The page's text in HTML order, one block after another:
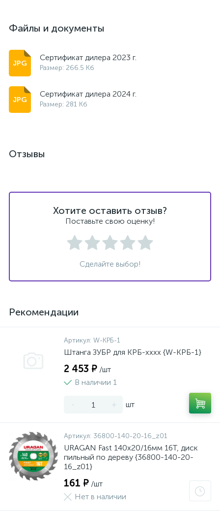
Файлы и документы
Сертификат дилера 2023 г.
Размер: 266.5 Кб
Сертификат дилера 2024 г.
Размер: 281 Кб
Отзывы
Хотите оставить отзыв?
Поставьте свою оценку!
Сделайте выбор!
Рекомендации
Артикул: W-КРБ-1
Штанга ЗУБР для КРБ-хххх {W-КРБ-1}
2 453 ₽ /шт
В наличии 1
- + шт
Артикул: 36800-140-20-16_z01
URAGAN Fast 140x20/16мм 16Т, диск
пильный по дереву {36800-140-20-
16_z01}
161 ₽ /шт
Нет в наличии